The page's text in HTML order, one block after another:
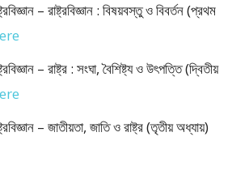
– রাষ্ট্রবিজ্ঞান : বিষয়বস্তু ও বিবর্তন (প্রথম
– রাষ্ট্র : সংঘা, বৈশিষ্ট্য ও উৎপত্তি (দ্বিতীয়
– জাতীয়তা, জাতি ও রাষ্ট্র (তৃতীয় অধ্যায়)